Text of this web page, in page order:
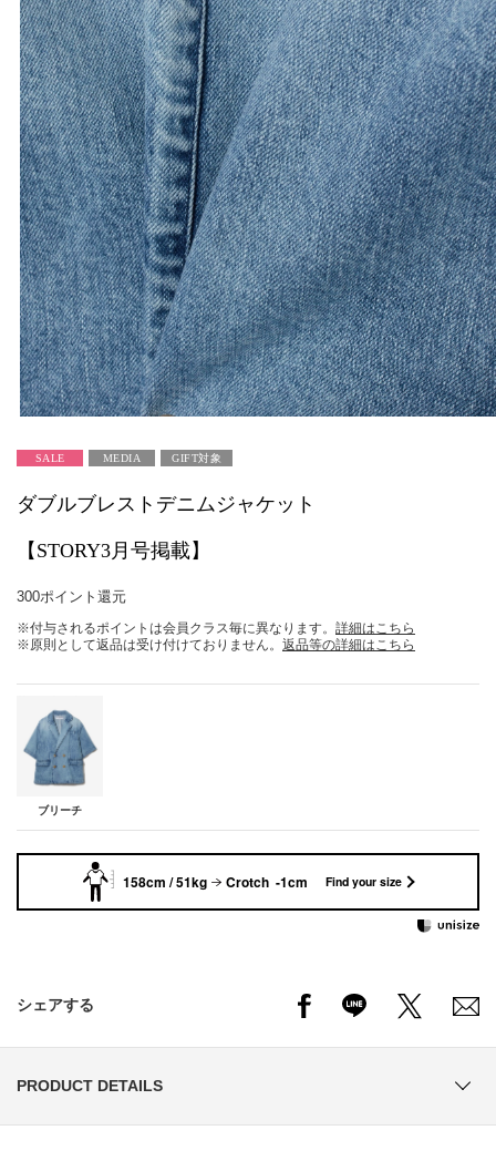
SALE MEDIA GIFT対象
ダブルブレストデニムジャケット
【STORY3月号掲載】
300ポイント還元
※付与されるポイントは会員クラス毎に異なります。 詳細はこちら
※原則として返品は受け付けておりません。 返品等の詳細はこちら
ブリーチ
158cm / 51kg Crotch -1cm Find your size
シェアする
PRODUCT DETAILS